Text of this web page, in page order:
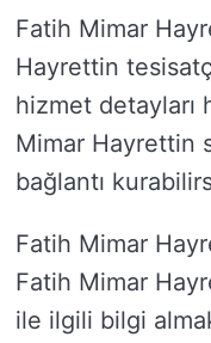
Fatih Mimar
Hayrettin
hizmet detayları
Mimar Hayrettin
bağlantı
Fatih Mimar
Fatih Mimar
ile ilgili bilgi